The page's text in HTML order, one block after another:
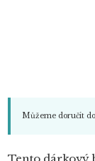
Můžeme doručit
Tento dárkový